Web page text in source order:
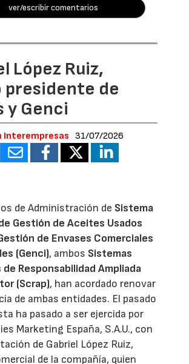
ver/escribir comentarios
López Ruiz,
presidente de
y Genci
Interempresas 31/07/2026
de Administración de Sistema
Gestión de Aceites Usados
de Envases Comerciales
(Genci), ambos Sistemas
Responsabilidad Ampliada
(Scrap), han acordado renovar
de ambas entidades. El pasado
ha pasado a ser ejercida por
Marketing España, S.A.U., con
de Gabriel López Ruiz,
de la compañía, quien